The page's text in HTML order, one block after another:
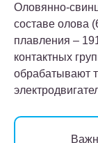
Оловянно-
составе олова
плавления –
контактных
обрабатывают